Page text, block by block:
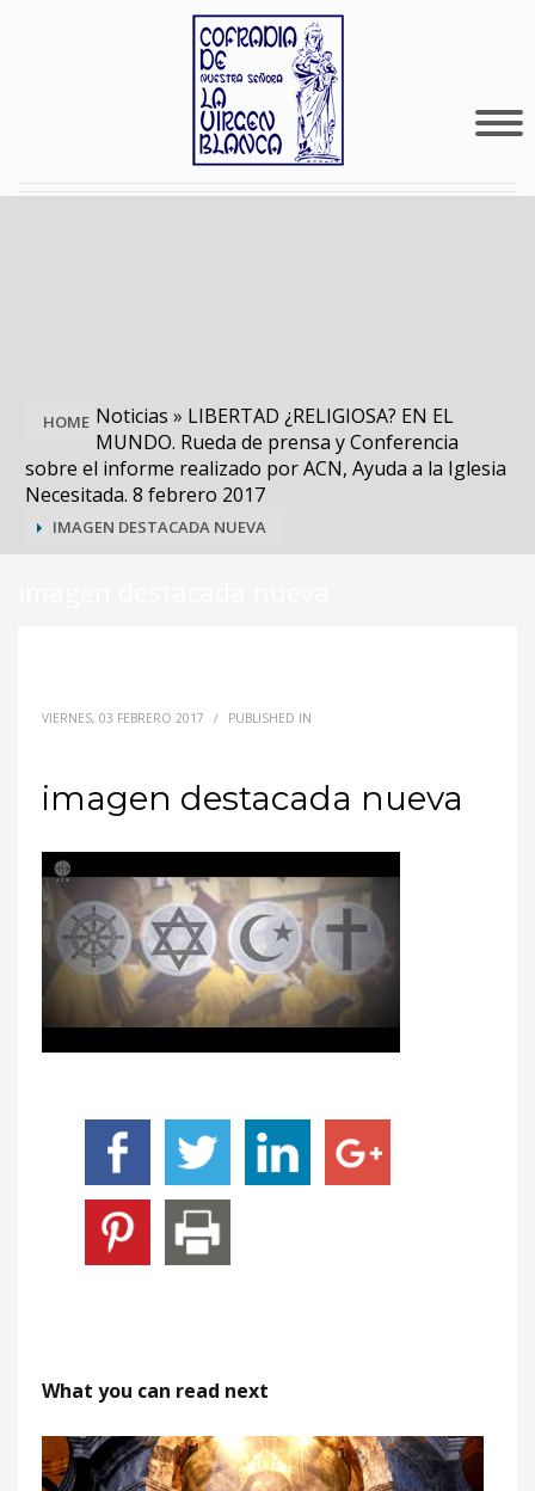
HOME Noticias » LIBERTAD ¿RELIGIOSA? EN EL
MUNDO. Rueda de prensa y Conferencia
sobre el informe realizado por ACN, Ayuda a la Iglesia
Necesitada. 8 febrero 2017
IMAGEN DESTACADA NUEVA
VIERNES, 03 FEBRERO 2017 / PUBLISHED IN
imagen destacada nueva
What you can read next